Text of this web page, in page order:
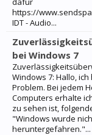
https://
IDT - Audio...
bei Windows 7
Windows 7: Hallo,
Problem. Bei jedem
Computers erhalte
zu sehen ist,
"Windows wurde
heruntergefahren."...